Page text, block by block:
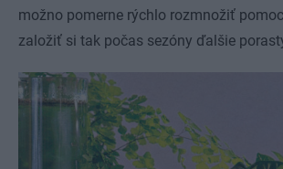
možno pomerne rýchlo rozmnožiť
založiť si tak počas sezóny ďalšie